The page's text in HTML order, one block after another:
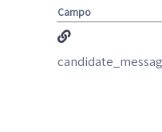
Campo